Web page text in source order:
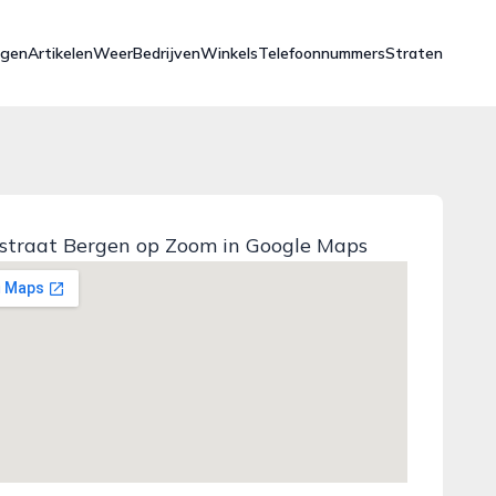
ArtikelenWeerBedrijvenWinkelsTelefoonnummersStraten
Bergen op Zoom in Google Maps